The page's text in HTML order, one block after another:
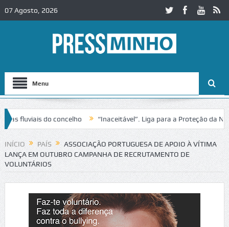
07 Agosto, 2026
Menu
do concelho “Inaceitável”. Liga para a Proteção da
no IC2 em Alcobaça Igreja do Castelo de Cerveira
INÍCIO PAÍS
ASSOCIAÇÃO PORTUGUESA DE APOIO À VÍTIMA
LANÇA EM OUTUBRO CAMPANHA DE RECRUTAMENTO DE
VOLUNTÁRIOS